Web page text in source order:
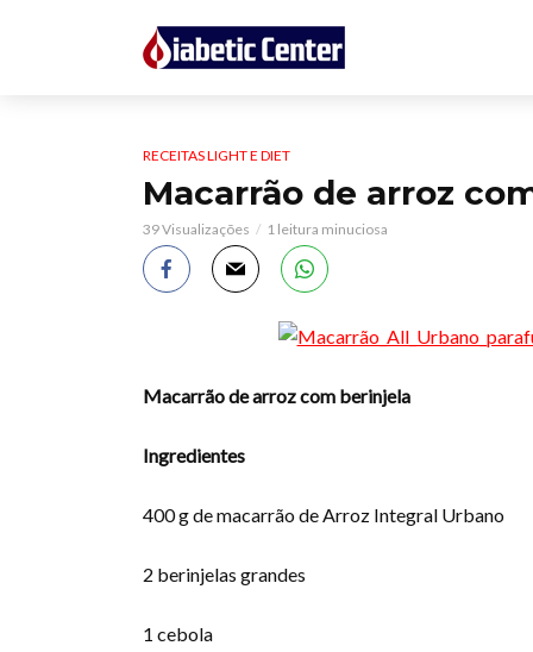
RECEITAS LIGHT E DIET
Macarrão de arroz
39 Visualizações 1 leitura minuciosa
Macarrão de arroz com berinjela
Ingredientes
400 g de macarrão de Arroz Integral Urbano
2 berinjelas grandes
1 cebola